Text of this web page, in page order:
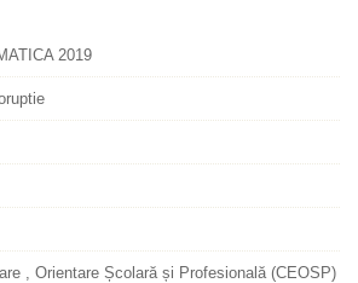
2019
, Orientare Școlară și Profesională (CEOSP)